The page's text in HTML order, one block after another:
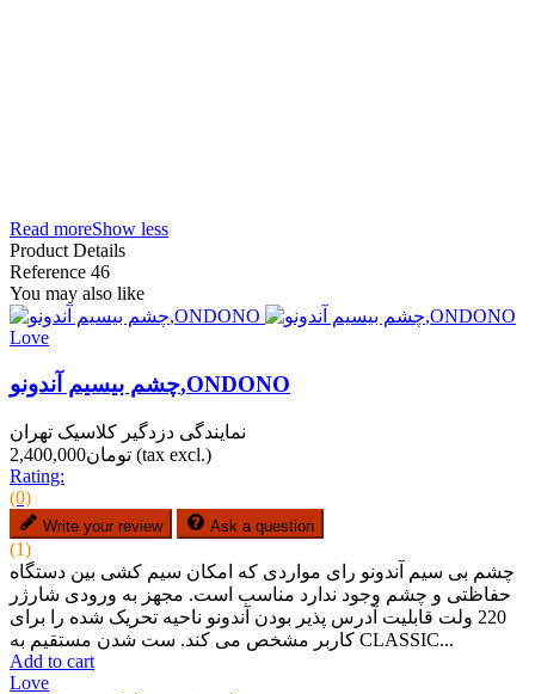
Read moreShow less
Product Details
Reference 46
You may also like
Love
چشم بیسیم آندونو,ONDONO
نمایندگی دزدگیر کلاسیک تهران
تومان2,400,000 (tax excl.)
Rating:
(0)
Write your review Ask a question
(1)
چشم بی سیم آندونو رای مواردی که امکان سیم کشی بین دستگاه
حفاظتی و چشم وجود ندارد مناسب است. مجهز به ورودی شارژر
220 ولت قابلیت آدرس پذیر بودن آندونو ناحیه تحریک شده را برای
کاربر مشخص می کند. ست شدن مستقیم به CLASSIC...
Add to cart
Love